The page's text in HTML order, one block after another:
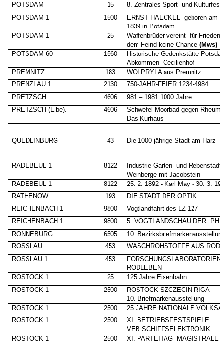
POTSDAM
15
8. Zentrales Sport- und
POTSDAM 1
1500 ERNST HAECKEL geboren am
1839 in Potsdam
POTSDAM 1
25 Waffenbrüder vereint für
dem Feind keine Chance(Mws)
POTSDAM 60
1560
Historische Gedenkstätte
Abkommen Cecilienhof
PREMNITZ
183
WOLPRYLA aus Premnitz
PRENZLAU 1
2130
750-JAHR-FEIER 1234-4984
PRETZSCH
4606
981 – 1981 1000 Jahre
PRETZSCH (Elbe).
4606
Schwefel-Moorbad gegen
Das Kurhaus
QUEDLINBURG 43 Die 1000 jährige Stadt am Harz
RADEBEUL 1 8122
Industrie-Garten- und
Weinberge mit Jacobstein
RADEBEUL 1
8122
25. 2. 1892 - Karl May - 30. 3.
RATHENOW
193
DIE STADT DER OPTIK
REICHENBACH 1
9800
Vogtlandfahrt des LZ 127
REICHENBACH 1
9800 5. VOGTLANDSCHAU DER
RONNEBURG
6505
10.
ROSSLAU
453
WASCHROHSTOFFE AUS
ROSSLAU 1
453
RODLEBEN
ROSTOCK 1
25
125 Jahre Eisenbahn
ROSTOCK 1
2500
ROSTOCK SZCZECIN RIGA
10. Briefmarkenausstellung
ROSTOCK 1
2500
25 JAHRE NATIONALE
ROSTOCK 1
2500
XI. BETRIEBSFESTSPIELE
VEB SCHIFFSELEKTRONIK
ROSTOCK 1
2500 XI. PARTEITAG
MAGISTRALE